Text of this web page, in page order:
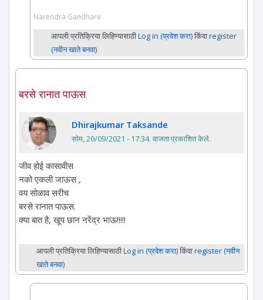
Narendra Gandhare
आपली प्रतिक्रिया लिहिण्यासाठीLog in (प्रवेश करा)किंवाregister
(नवीन खाते बनवा)
बरसे रानात पाऊस
Dhirajkumar Taksande
सोम, 20/09/2021 - 17:34. वाजता प्रकाशित केले.
जीव होई कासावीस
नको एकली जाऊस ,
वय सोळाव सरीच
बरसे रानात पाऊस.
क्या बात है, खूप छान नरेंद्र भाऊ!!!!!
आपली प्रतिक्रिया लिहिण्यासाठीLog in (प्रवेश करा)किंवाregister (नवीन
खाते बनवा)